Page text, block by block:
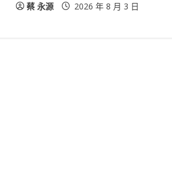
蔡 永源 2026 年 8 月 3 日